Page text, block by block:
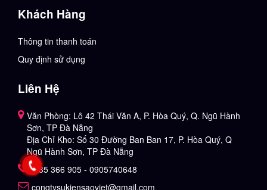
Khách Hàng
Thông tin thanh toán
Quy định sử dụng
Liên Hệ
Văn Phòng: Lô 42 Thái Văn A, P. Hòa Quý, Q. Ngũ Hành
Sơn, TP Đà Nẵng
Địa Chỉ Kho: Số 30 Đường Ban Ban 17, P. Hòa Quý, Q
Ngũ Hành Sơn, TP Đà Nẵng
0935 366 905 - 0905740648
congtysukiensaoviet@gmail.com